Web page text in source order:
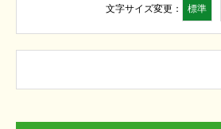
文字サイズ変更： 標準